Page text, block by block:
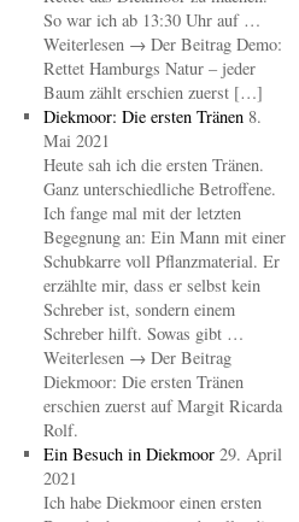
So war ich ab 13:30 Uhr auf …
Weiterlesen → Der Beitrag Demo:
Rettet Hamburgs Natur – jeder
Baum zählt erschien zuerst […]
Diekmoor: Die ersten Tränen 8.
Mai 2021
Heute sah ich die ersten Tränen.
Ganz unterschiedliche Betroffene.
Ich fange mal mit der letzten
Begegnung an: Ein Mann mit einer
Schubkarre voll Pflanzmaterial. Er
erzählte mir, dass er selbst kein
Schreber ist, sondern einem
Schreber hilft. Sowas gibt …
Weiterlesen → Der Beitrag
Diekmoor: Die ersten Tränen
erschien zuerst auf Margit Ricarda
Rolf.
Ein Besuch in Diekmoor 29. April
2021
Ich habe Diekmoor einen ersten